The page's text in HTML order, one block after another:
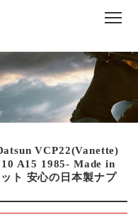
VCP22(Vanette)
A15 1985- Made in
ト 安心の日本製ナプ